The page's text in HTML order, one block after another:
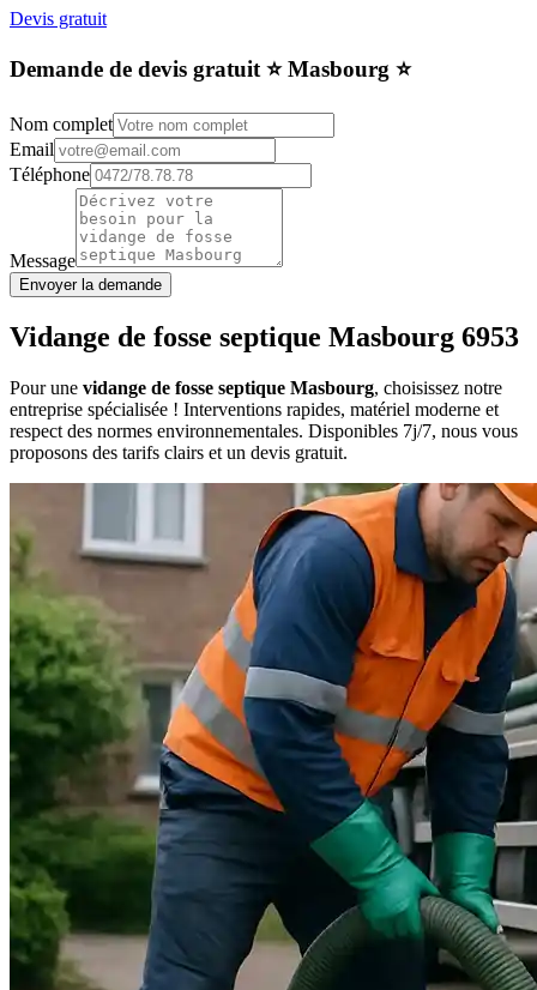
Devis gratuit
Demande de devis gratuit ⭐️ Masbourg ⭐️
Nom complet
Email
Téléphone
Message
Envoyer la demande
Vidange de fosse septique Masbourg 6953
Pour une vidange de fosse septique Masbourg, choisissez notre
entreprise spécialisée ! Interventions rapides, matériel moderne et
respect des normes environnementales. Disponibles 7j/7, nous vous
proposons des tarifs clairs et un devis gratuit.